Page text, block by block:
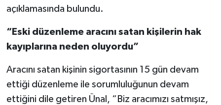
açıklamasında bulundu.
“Eski düzenleme aracını satan kişilerin hak
kayıplarına neden oluyordu”
Aracını satan kişinin sigortasının 15 gün devam
ettiği düzenleme ile sorumluluğunun devam
ettiğini dile getiren Ünal, “Biz aracımızı satmışız,